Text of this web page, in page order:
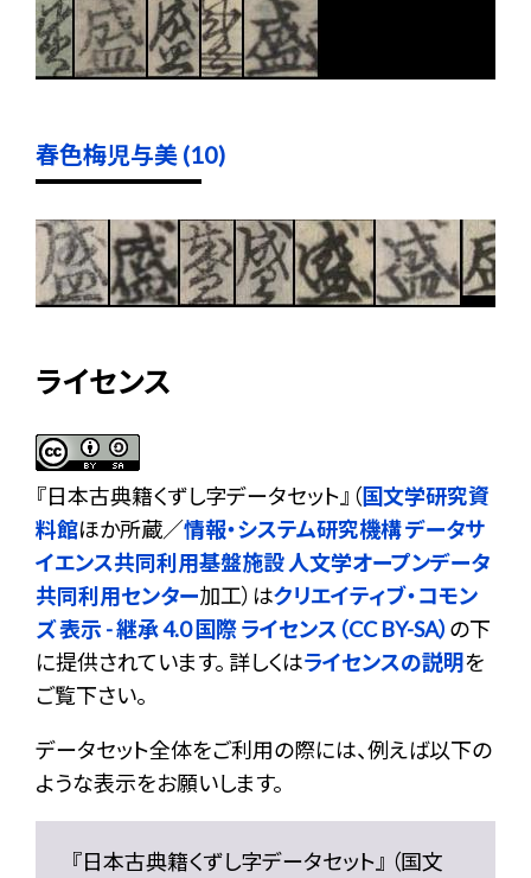
春色梅児与美 (10)
ライセンス
『日本古典籍くずし字データセット 』（国文学研究資
料館ほか所蔵／情報・システム研究機構 データサ
イエンス共同利用基盤施設 人文学オープンデータ
共同利用センター加工）はクリエイティブ・コモン
ズ 表示 - 継承 4.0 国際 ライセンス（CC BY-SA） の下
に提供されています。 詳しくはライセンスの説明を
ご覧下さい。
データセット全体をご利用の際には、例えば以下の
ような表示をお願いします。
『日本古典籍くずし字データセット』 （国文